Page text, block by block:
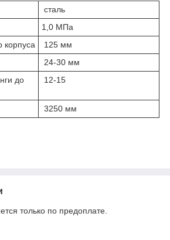
сталь
1,0 МПа
корпуса
125 мм
24-30 мм
до
12-15
3250 мм
только по предоплате.